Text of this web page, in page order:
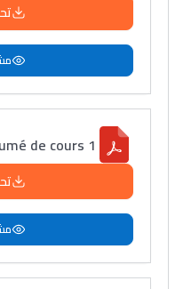
de cours 1